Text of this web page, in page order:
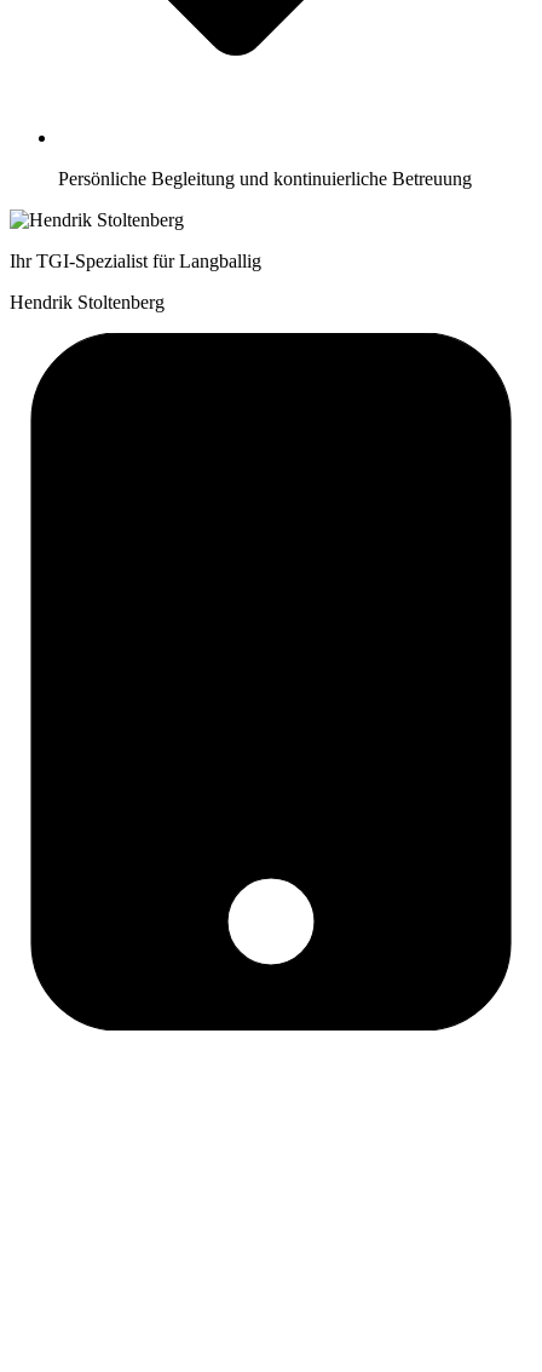
Persönliche Begleitung und kontinuierliche Betreuung
Ihr TGI-Spezialist für Langballig
Hendrik Stoltenberg